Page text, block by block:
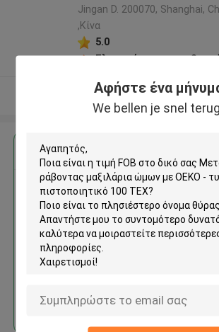
Αφήστε ένα
We bellen je snel
Jingan D. 200070, Shanghai,
,Κίνα
5.0
Ελεγχμένος
Δείτε περισσότερων
Αποκτήστε την καλύτερη
Μετακινούμενα
μαξιλάρια ώμων
τυποποιημένο
100 TEX
Να συνεχίσει